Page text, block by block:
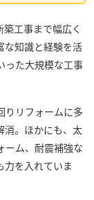
工事まで幅広く
な知識と経験を活
った大規模な工事
りリフォームに多
消。ほかにも、太
ーム、耐震補強な
力を入れていま